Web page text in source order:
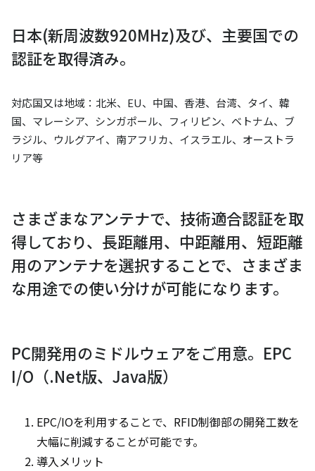
日本(新周波数920MHz)及び、主要国での
認証を取得済み。
対応国又は地域：北米、EU、中国、香港、台湾、タイ、韓
国、マレーシア、シンガポール、フィリピン、ベトナム、ブ
ラジル、ウルグアイ、南アフリカ、イスラエル、オーストラ
リア等
さまざまなアンテナで、技術適合認証を取
得しており、長距離用、中距離用、短距離
用のアンテナを選択することで、さまざま
な用途での使い分けが可能になります。
PC開発用のミドルウェアをご用意。EPC
I/O（.Net版、Java版）
EPC/IOを利用することで、RFID制御部の開発工数を
大幅に削減することが可能です。
導入メリット